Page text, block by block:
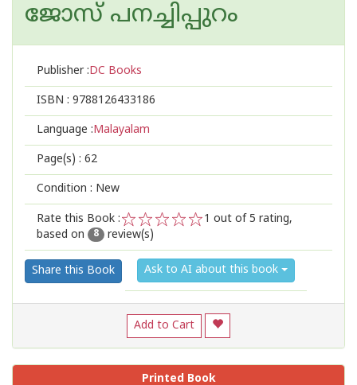
ജോസ് പനച്ചിപ്പുറം
Publisher :DC Books
ISBN : 9788126433186
Language :Malayalam
Page(s) : 62
Condition : New
Rate this Book :
2
1
1 out of 5 rating,
based on
8 review(s)
Share this Book Ask to AI about this book
Add to Cart
Printed Book